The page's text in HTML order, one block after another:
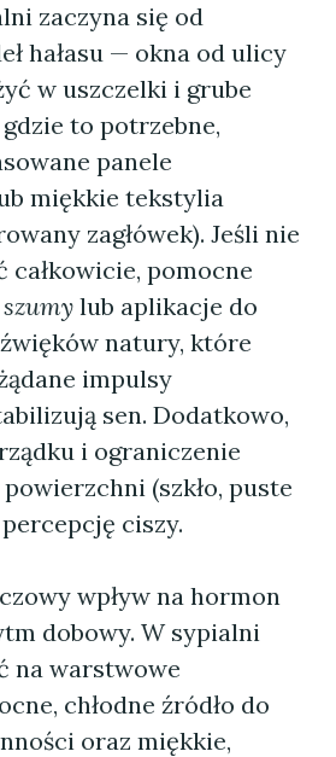
zaczyna się od
hałasu — okna od ulicy
w uszczelki i grube
gdzie to potrzebne,
panele
miękkie tekstylia
zagłówek). Jeśli nie
całkowicie, pomocne
szumy lub aplikacje do
natury, które
impulsy
sen. Dodatkowo,
i ograniczenie
(szkło, puste
ciszy.
wpływ na hormon
dobowy. W sypialni
na warstwowe
chłodne źródło do
oraz miękkie,